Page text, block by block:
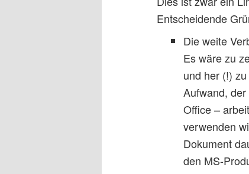
Entscheidende
Die weite
Es wäre zu
und her (!)
Aufwand,
Office –
verwenden
Dokument
den MS-